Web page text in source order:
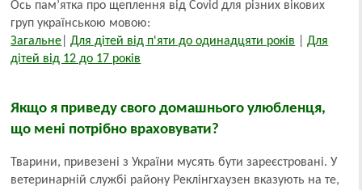
Ось пам’ятка про щеплення від Covid для різних вікових
груп українською мовою:
Загальне |Для дітей від п'яти до одинадцяти років |Для
дітей від 12 до 17 років
Якщо я приведу свого домашнього улюбленця,
що мені потрібно враховувати?
Тварини, привезені з України мусять бути зареєстровані. У
ветеринарній службі району Реклінгхаузен вказують на те,